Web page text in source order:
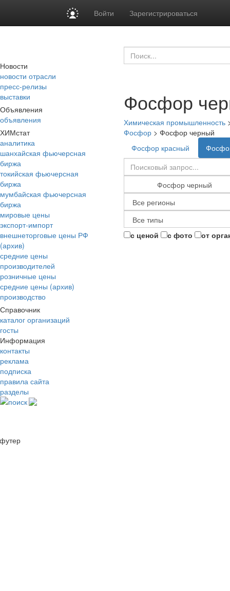
Войти Зарегистрироваться
Новости
новости отрасли
пресс-релизы
выставки
Объявления
объявления
ХИМстат
аналитика
шанхайская фьючерсная
биржа
токийская фьючерсная
биржа
мумбайская фьючерсная
биржа
мировые цены
экспорт-импорт
внешнеторговые цены РФ
(архив)
средние цены
производителей
розничные цены
средние цены (архив)
производство
Справочник
каталог организаций
госты
Информация
контакты
реклама
подписка
правила сайта
разделы
поиск
Фосфор
Химическая промышленность
Фосфор > Фосфор черный
Фосфор красный
с ценой с фото от
футер